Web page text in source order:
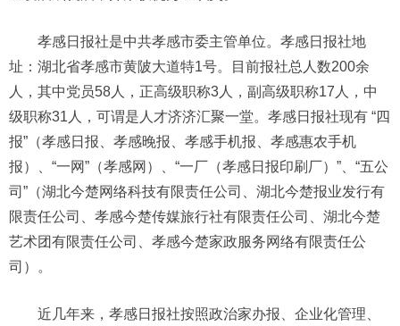
孝感日报社是中共孝感市委主管单位。孝感日报社地
址：湖北省孝感市黄陂大道特1号。目前报社总人数200余
人，其中党员58人，正高级职称3人，副高级职称17人，中
级职称31人，可谓是人才济济汇聚一堂。孝感日报社现有 “四
报”（孝感日报、孝感晚报、孝感手机报、孝感惠农手机
报）、“一网”（孝感网）、“一厂（孝感日报印刷厂）”、“五公
司”（湖北今楚网络科技有限责任公司、湖北今楚报业发行有
限责任公司、孝感今楚传媒旅行社有限责任公司、湖北今楚
艺术团有限责任公司、孝感今楚家政服务网络有限责任公
司）。
近几年来，孝感日报社按照政治家办报、企业化管理、